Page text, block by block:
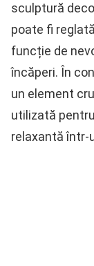
sculptură
poate fi
funcție de
încăperi. În
un element
utilizată
relaxantă într-